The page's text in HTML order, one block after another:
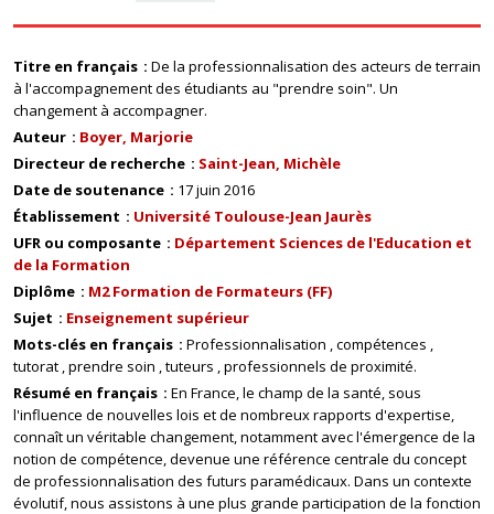
Titre en français
De la professionnalisation des acteurs de terrain
à l'accompagnement des étudiants au "prendre soin". Un
changement à accompagner.
Auteur
Boyer, Marjorie
Directeur de recherche
Saint-Jean, Michèle
Date de soutenance
17 juin 2016
Établissement
Université Toulouse-Jean Jaurès
UFR ou composante
Département Sciences de l'Education et
de la Formation
Diplôme
M2 Formation de Formateurs (FF)
Sujet
Enseignement supérieur
Mots-clés en français
Professionnalisation compétences
tutorat prendre soin tuteurs professionnels de proximité.
Résumé en français
En France, le champ de la santé, sous
l'influence de nouvelles lois et de nombreux rapports d'expertise,
connaît un véritable changement, notamment avec l'émergence de la
notion de compétence, devenue une référence centrale du concept
de professionnalisation des futurs paramédicaux. Dans un contexte
évolutif, nous assistons à une plus grande participation de la fonction